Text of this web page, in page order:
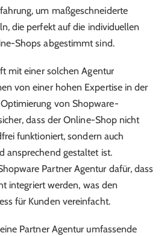
um maßgeschneiderte
die perfekt auf die individuellen
Shops abgestimmt sind.
mit einer solchen Agentur
von einer hohen Expertise in der
von Shopware-
dass der Online-Shop nicht
funktioniert, sondern auch
ansprechend gestaltet ist.
Partner Agentur dafür, dass
integriert werden, was den
für Kunden vereinfacht.
Partner Agentur umfassende